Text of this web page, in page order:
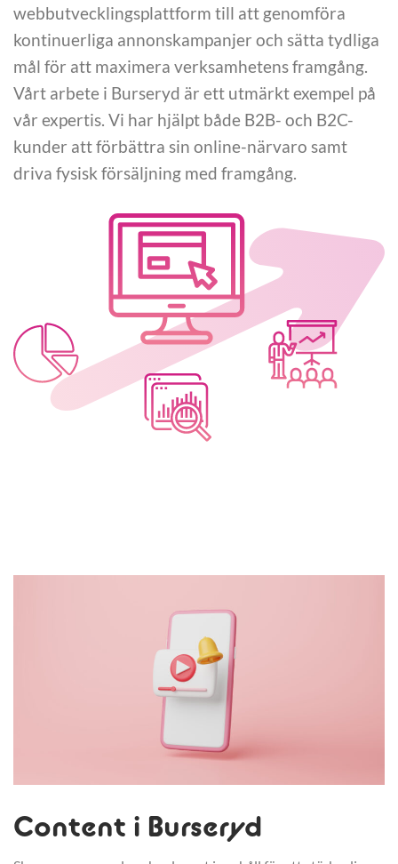
webbutvecklingsplattform till att genomföra
kontinuerliga annonskampanjer och sätta tydliga
mål för att maximera verksamhetens framgång.
Vårt arbete i Burseryd är ett utmärkt exempel på
vår expertis. Vi har hjälpt både B2B- och B2C-
kunder att förbättra sin online-närvaro samt
driva fysisk försäljning med framgång.
Content i Burseryd